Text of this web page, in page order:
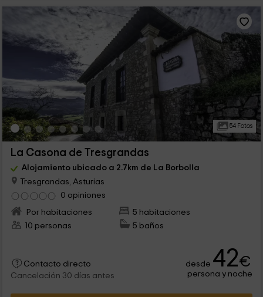
54 Fotos
La Casona de Tresgrandas
Alojamiento ubicado a 2.7km de La Borbolla
Tresgrandas, Asturias
0 opiniones
Por habitaciones
5 habitaciones
10 personas
5 baños
Contacto directo
Cancelación 30 días antes
desde 42€
persona y noche